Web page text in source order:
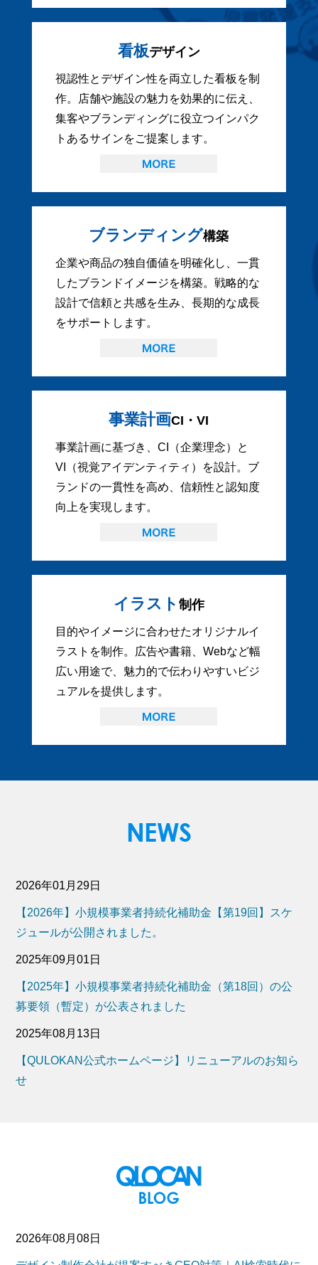
看板デザイン
視認性とデザイン性を両立した看板を制
作。店舗や施設の魅力を効果的に伝え、
集客やブランディングに役立つインパク
トあるサインをご提案します。
ブランディング構築
企業や商品の独自価値を明確化し、一貫
したブランドイメージを構築。戦略的な
設計で信頼と共感を生み、長期的な成長
をサポートします。
事業計画CI・VI
事業計画に基づき、CI（企業理念）と
VI（視覚アイデンティティ）を設計。ブ
ランドの一貫性を高め、信頼性と認知度
向上を実現します。
イラスト 制作
目的やイメージに合わせたオリジナルイ
ラストを制作。広告や書籍、Webなど幅
広い用途で、魅力的で伝わりやすいビジ
ュアルを提供します。
2026年01月29日
【2026年】小規模事業者持続化補助金【第19回】スケ
ジュールが公開されました。
2025年09月01日
【2025年】小規模事業者持続化補助金（第18回）の公
募要領（暫定）が公表されました
2025年08月13日
【QULOKAN公式ホームページ】リニューアルのお知ら
せ
2026年08月08日